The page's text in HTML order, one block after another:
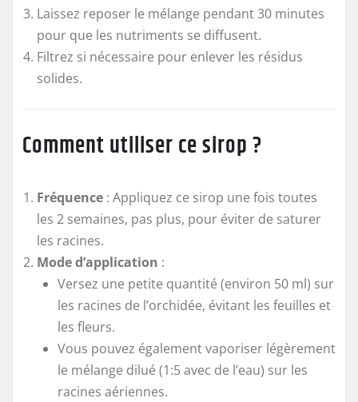
Laissez reposer le mélange pendant 30 minutes
pour que les nutriments se diffusent.
Filtrez si nécessaire pour enlever les résidus
solides.
Comment utiliser ce sirop ?
Fréquence : Appliquez ce sirop une fois toutes
les 2 semaines, pas plus, pour éviter de saturer
les racines.
Mode d’application :
Versez une petite quantité (environ 50 ml) sur
les racines de l’orchidée, évitant les feuilles et
les fleurs.
Vous pouvez également vaporiser légèrement
le mélange dilué (1:5 avec de l’eau) sur les
racines aériennes.